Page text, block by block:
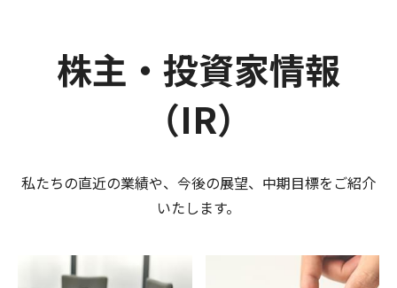
株主・投資家情報
（IR）
私たちの直近の業績や、今後の展望、中期目標をご紹介
いたします。